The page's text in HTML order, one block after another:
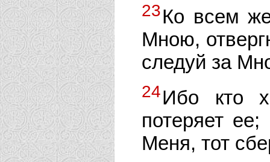
23Ко всем
Мною,
следуй за
24Ибо кто
потеряет
Меня, тот